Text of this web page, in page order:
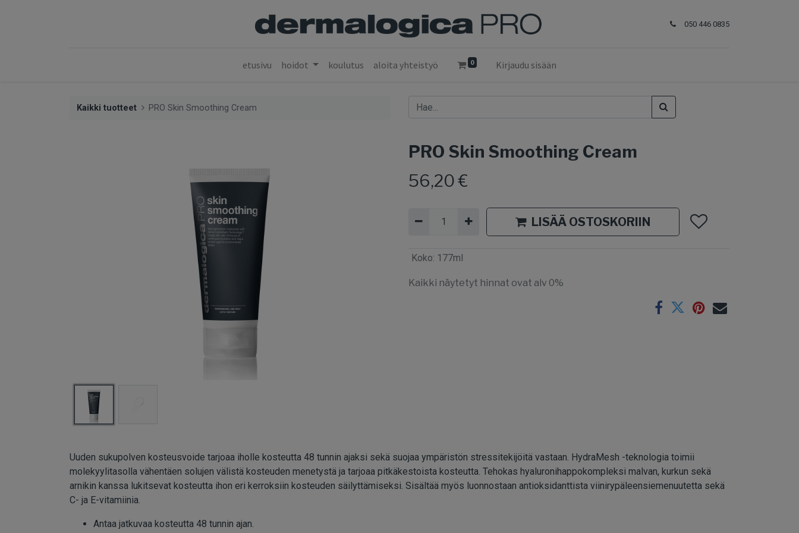
050 446 0835
etusivu hoidot koulutus aloita yhteistyö 0 Kirjaudu sisään
Kaikki tuotteet PRO Skin Smoothing Cream
PRO Skin Smoothing Cream
56,20€
LISÄÄ OSTOSKORIIN
Koko: 177ml
Kaikki näytetyt hinnat ovat alv 0%
Uuden sukupolven kosteusvoide tarjoaa iholle kosteutta 48 tunnin ajaksi sekä suojaa ympäristön stressitekijöitä vastaan. HydraMesh -teknologia toimii
molekyylitasolla vähentäen solujen välistä kosteuden menetystä ja tarjoaa pitkäkestoista kosteutta. Tehokas hyaluronihappokompleksi malvan, kurkun sekä
arnikin kanssa lukitsevat kosteutta ihon eri kerroksiin kosteuden säilyttämiseksi. Sisältää myös luonnostaan antioksidanttista viinirypäleensiemenuutetta sekä
C- ja E-vitamiinia.
Antaa jatkuvaa kosteutta 48 tunnin ajan.